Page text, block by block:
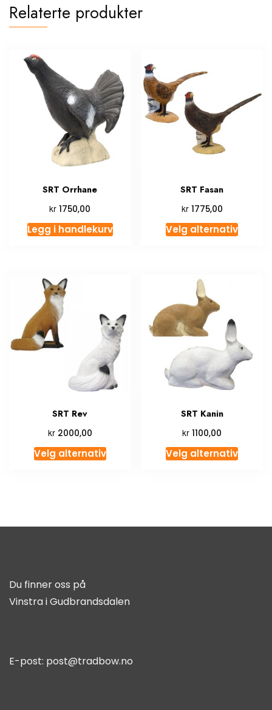
Relaterte produkter
SRT Orrhane
kr 1750,00
Legg i handlekurv
SRT Fasan
kr1775,00
Velg alternativ
SRT Rev
kr2000,00
Velg alternativ
SRT Kanin
kr 1100,00
Velg alternativ
Du finner oss på
Vinstra i Gudbrandsdalen
E-post: post@tradbow.no